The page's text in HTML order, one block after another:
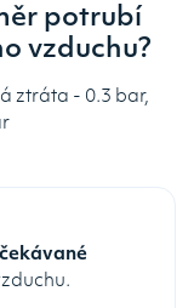
potrubí
vzduchu?
ztráta - 0.3 bar,